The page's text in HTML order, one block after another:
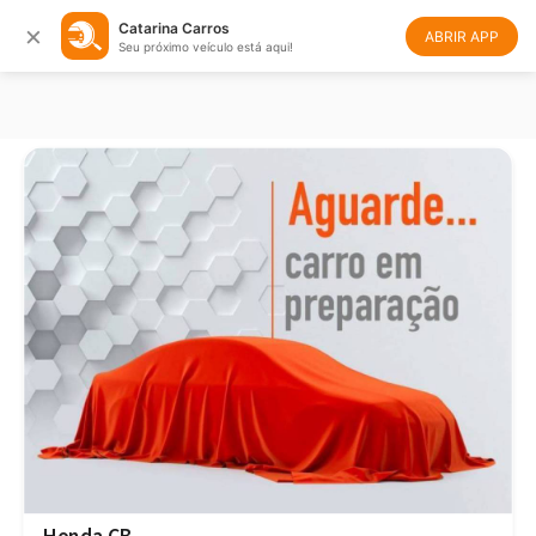
× Catarina Carros
Seu próximo veículo está aqui!
ABRIR APP
Ordenar